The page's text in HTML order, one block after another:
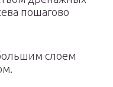
пошагово
слоем